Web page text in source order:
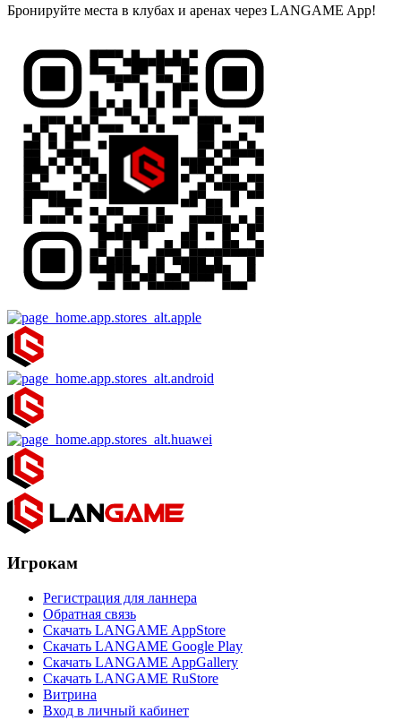
Бронируйте места в клубах и аренах через LANGAME App!
Игрокам
Регистрация для ланнера
Обратная связь
Скачать LANGAME AppStore
Скачать LANGAME Google Play
Скачать LANGAME AppGallery
Скачать LANGAME RuStore
Витрина
Вход в личный кабинет